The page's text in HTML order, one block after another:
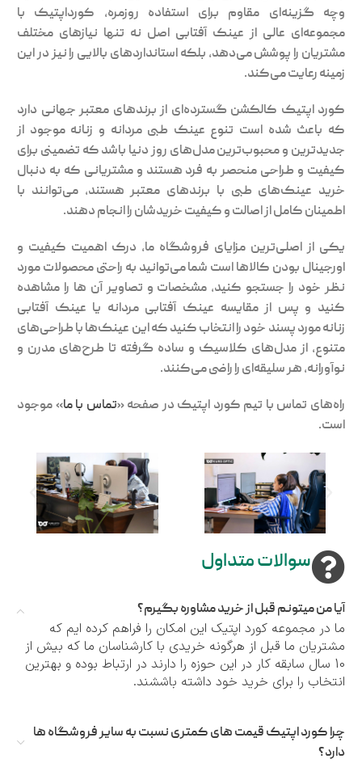
وچه گزینه‌ای مقاوم برای استفاده روزمره، کورداپتیک با
مجموعه‌ای عالی از عینک آفتابی اصل نه تنها نیازهای مختلف
مشتریان را پوشش می‌دهد، بلکه استانداردهای بالایی را نیز در این
زمینه رعایت می‌کند.
کورد اپتیک کالکشن گسترده‌ای از برندهای معتبر جهانی دارد
که باعث شده است تنوع عینک طبی مردانه و زنانه موجود از
جدیدترین و محبوب‌ترین مدل‌های روز دنیا باشد که تضمینی برای
کیفیت و طراحی منحصر به فرد هستند و مشتریانی که به دنبال
خرید عینک‌های طبی با برندهای معتبر هستند، می‌توانند با
اطمینان کامل از اصالت و کیفیت خریدشان را انجام دهند.
یکی از اصلی‌ترین مزایای فروشگاه ما، درک اهمیت کیفیت و
اورجینال بودن کالاها است شما می‌توانید به راحتی محصولات مورد
نظر خود را جستجو کنید، مشخصات و تصاویر آن ها را مشاهده
کنید و پس از مقایسه عینک آفتابی مردانه یا عینک آفتابی
زنانه مورد پسند خود را انتخاب کنید که این عینک‌ها با طراحی‌های
متنوع، از مدل‌های کلاسیک و ساده گرفته تا طرح‌های مدرن و
نوآورانه، هر سلیقه‌ای را راضی می‌کنند.
راه‌های تماس با تیم کورد اپتیک در صفحه «تماس با ما» موجود
است.
سوالات متداول
آیا من میتونم قبل از خرید مشاوره بگیرم؟
ما در مجموعه کورد اپتیک این امکان را فراهم کرده ایم که
مشتریان ما قبل از هرگونه خریدی با کارشناسان ما که بیش از
10 سال سابقه کار در این حوزه را دارند در ارتباط بوده و بهترین
انتخاب را برای خرید خود داشته باششند.
چرا کورد اپتیک قیمت های کمتری نسبت به سایر فروشگاه ها
دارد؟